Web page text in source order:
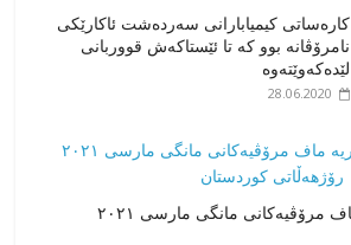
کارەساتی کیمیابارانی سەردەشت ئاکارێکی
نامرۆڤانە بوو کە تا ئێستاکەش قووربانی
لێدەکەوێتەوە
28.06.2020
ڕاپۆرتی پێشێلکاریە ماف مرۆڤیەکانی مانگی مارسی ٢٠٢١